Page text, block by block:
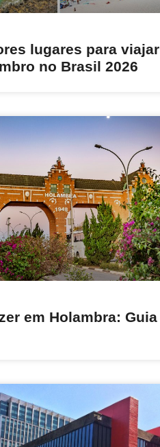
lugares para viajar
no Brasil 2026
em Holambra: Guia